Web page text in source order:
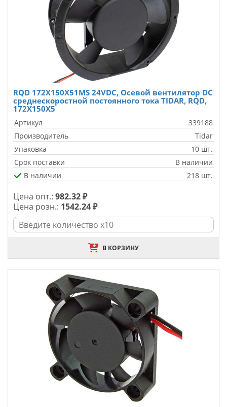
RQD 172X150X51MS 24VDC, Осевой вентилятор DC
среднескоростной постоянного тока TIDAR, RQD,
172X150X5
Артикул
339188
Производитель
Tidar
Упаковка
10 шт.
Срок поставки
В наличии
В наличии
218 шт.
Цена опт.: 982.32 ₽
Цена розн.: 1542.24 ₽
В КОРЗИНУ